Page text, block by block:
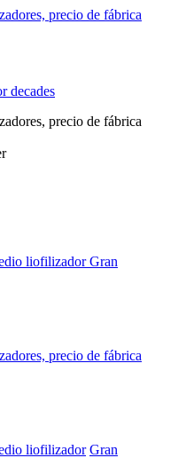
decades
liofilizador Gran
liofilizador Gran